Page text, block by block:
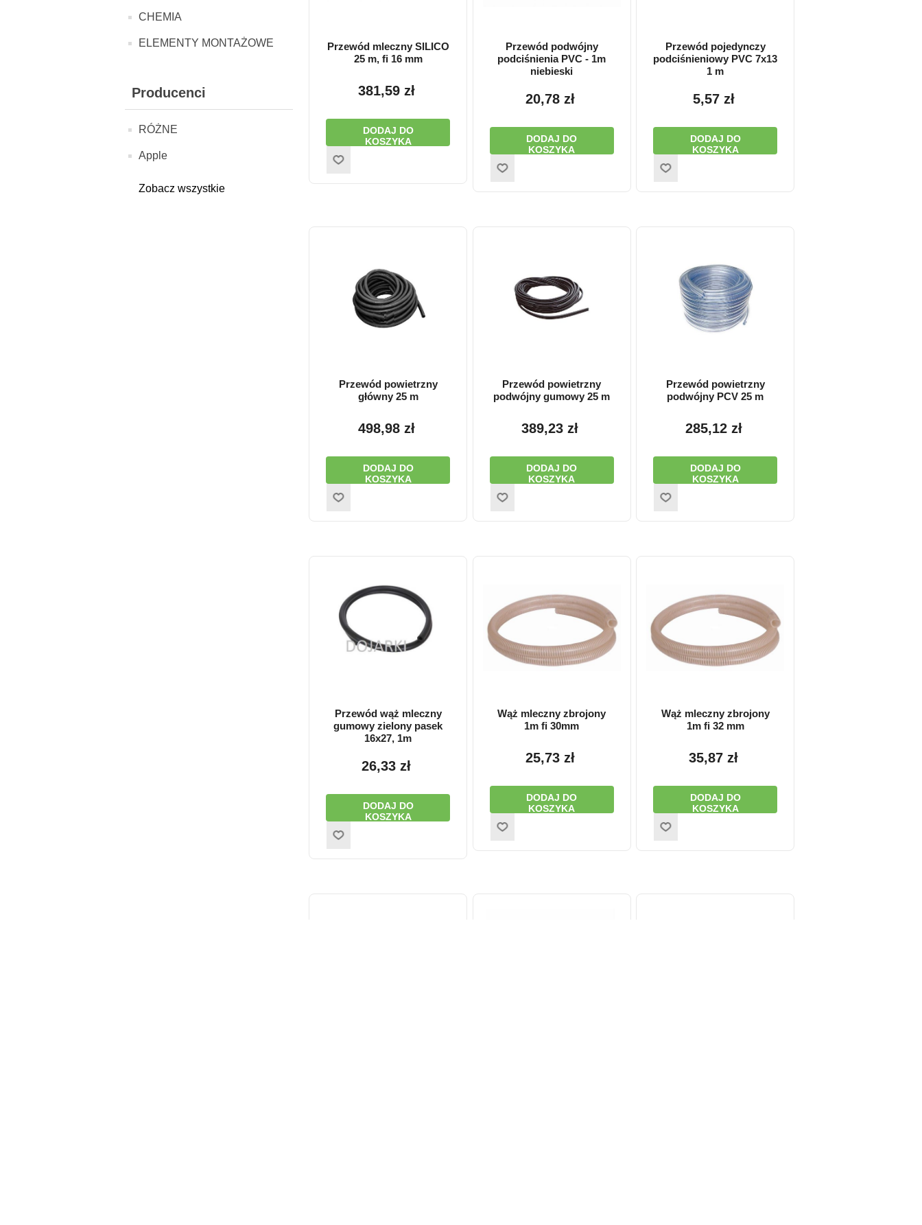
CHEMIA
ELEMENTY MONTAŻOWE
Producenci
RÓŻNE
Apple
Zobacz wszystkie
Przewód mleczny SILICO
25 m, fi 16 mm
381,59 zł
DODAJ DO
KOSZYKA
Przewód podwójny
podciśnienia PVC - 1m
niebieski
20,78 zł
DODAJ DO
KOSZYKA
Przewód pojedynczy
podciśnieniowy PVC 7x13
1 m
5,57 zł
DODAJ DO
KOSZYKA
Przewód powietrzny
główny 25 m
498,98 zł
DODAJ DO
KOSZYKA
Przewód powietrzny
podwójny gumowy 25 m
389,23 zł
DODAJ DO
KOSZYKA
Przewód powietrzny
podwójny PCV 25 m
285,12 zł
DODAJ DO
KOSZYKA
Przewód wąż mleczny
gumowy zielony pasek
16x27, 1m
26,33 zł
DODAJ DO
KOSZYKA
Wąż mleczny zbrojony
1m fi 30mm
25,73 zł
DODAJ DO
KOSZYKA
Wąż mleczny zbrojony
1m fi 32 mm
35,87 zł
DODAJ DO
KOSZYKA